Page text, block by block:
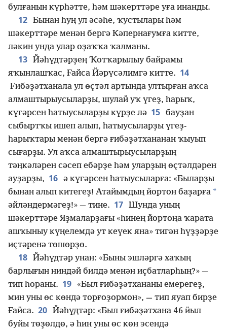
булғанын күрһәтте, һәм шәкерттәре уға инанды.
12 Бынан һуң ул әсәһе, ҡустылары һәм
шәкерттәре менән бергә Кәпернағумға китте,
ләкин унда улар оҙаҡҡа ҡалманы.
13 Йәһүдтәрҙең Ҡотҡарылыу байрамы
яҡынлашҡас, Ғайса Йәрүсәлимгә китте. 14
Ғибәҙәтханала ул өҫтәл артында ултырған аҡса
алмаштырыусыларҙы, шулай уҡ үгеҙ, һарыҡ,
күгәрсен һатыусыларҙы күрҙе лә 15 бауҙан
сыбыртҡы ишеп алып, һатыусыларҙы үгеҙ-
һарыҡтары менән бергә ғибәҙәтхананан ҡыуып
сығарҙы. Ул аҡса алмаштырыусыларҙың
тәңкәләрен сәсеп ебәрҙе һәм уларҙың өҫтәлдәрен
ауҙарҙы, 16 ә күгәрсен һатыусыларға: «Быларҙы
бынан алып китегеҙ! Атайымдың йортон баҙарға *
әйләндермәгеҙ!» — тине. 17 Шунда уның
шәкерттәре Яҙмаларҙағы «һинең йортоңа ҡарата
ашҡыныу күңелемдә ут кеүек яна» тигән һүҙҙәрҙе
иҫтәренә төшөрҙө.
18 Йәһүдтәр унан: «Быны эшләргә хаҡың
барлығын ниндәй билдә менән иҫбатларһың?» —
тип һораны. 19
«Был ғибәҙәтхананы емерегеҙ,
мин уны өс көндә торғоҙормон», — тип яуап бирҙе
Ғайса. 20 Йәһүдтәр: «Был ғибәҙәтхана 46 йыл
буйы төҙөлдө, ә һин уны өс көн эсендә